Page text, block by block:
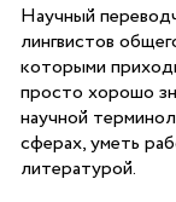
Научный
лингвистов
которыми
просто хорошо
научной
сферах, уметь
литературой.